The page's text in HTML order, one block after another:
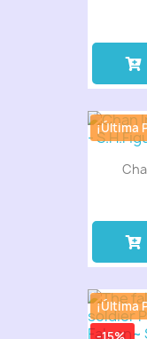
¡Última
¡Última